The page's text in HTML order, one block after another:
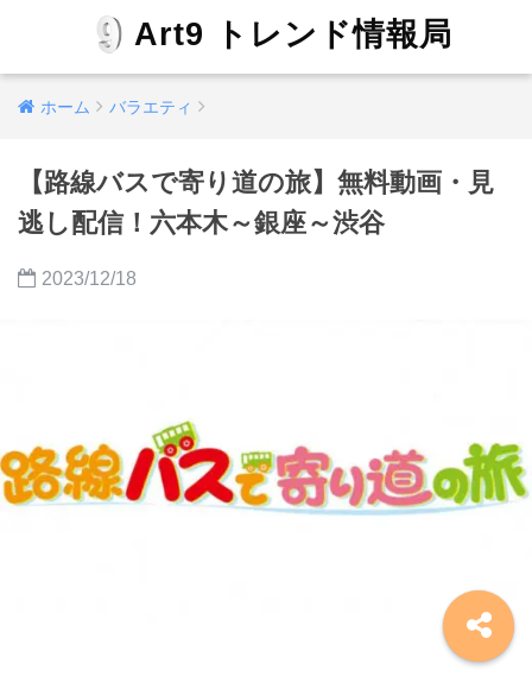
Art9 トレンド情報局
ホーム バラエティ
【路線バスで寄り道の旅】無料動画・見
逃し配信！六本木～銀座～渋谷
2023/12/18